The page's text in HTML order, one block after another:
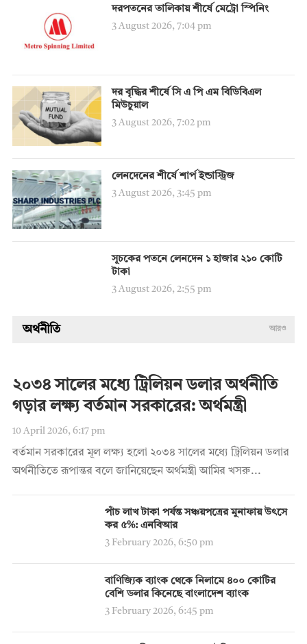
দরপতনের তালিকায় শীর্ষে মেট্রো স্পিনিং
3 August 2026, 7:04 pm
দর বৃদ্ধির শীর্ষে সি এ পি এম বিডিবিএল
মিউচুয়াল
3 August 2026, 7:02 pm
লেনদেনের শীর্ষে শার্প ইন্ডাস্ট্রিজ
3 August 2026, 3:45 pm
সূচকের পতনে লেনদেন ১ হাজার ২১০ কোটি
টাকা
3 August 2026, 2:55 pm
অর্থনীতি আরও
২০৩৪ সালের মধ্যে ট্রিলিয়ন ডলার অর্থনীতি
গড়ার লক্ষ্য বর্তমান সরকারের: অর্থমন্ত্রী
10 April 2026, 6:17 pm
বর্তমান সরকারের মূল লক্ষ্য হলো ২০৩৪ সালের মধ্যে ট্রিলিয়ন ডলার
অর্থনীতিতে রূপান্তর বলে জানিয়েছেন অর্থমন্ত্রী আমির খসরু...
পাঁচ লাখ টাকা পর্যন্ত সঞ্চয়পত্রের মুনাফায় উৎসে
কর ৫%: এনবিআর
3 February 2026, 6:50 pm
বাণিজ্যিক ব্যাংক থেকে নিলামে ৪০০ কোটির
বেশি ডলার কিনেছে বাংলাদেশ ব্যাংক
3 February 2026, 6:45 pm